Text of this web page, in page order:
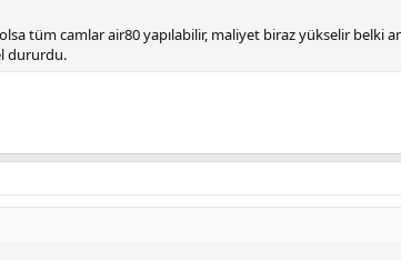
tüm camlar air80 yapılabilir, maliyet biraz yükselir belki
dururdu.